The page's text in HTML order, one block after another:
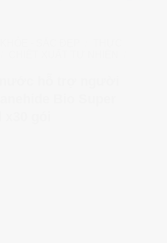
hỗ trợ người
Bio Super
gói